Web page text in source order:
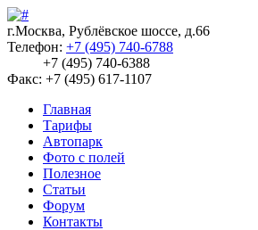
г.Москва, Рублёвское шоссе, д.66
Телефон: +7 (495) 740-6788
+7 (495) 740-6388
Факс: +7 (495) 617-1107
Главная
Тарифы
Автопарк
Фото с полей
Полезное
Статьи
Форум
Контакты